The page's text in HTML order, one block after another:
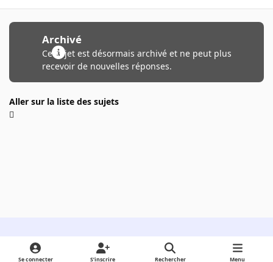
Archivé
Ce sujet est désormais archivé et ne peut plus
recevoir de nouvelles réponses.
Aller sur la liste des sujets
Light ModeDark ModeSystem Preference
Se connecter S’inscrire Rechercher Menu